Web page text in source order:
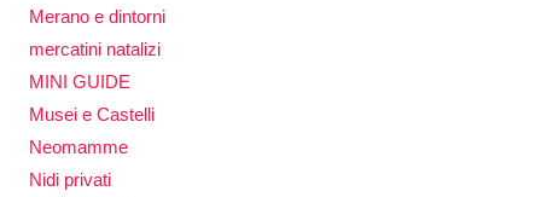
Merano e dintorni
mercatini natalizi
MINI GUIDE
Musei e Castelli
Neomamme
Nidi privati